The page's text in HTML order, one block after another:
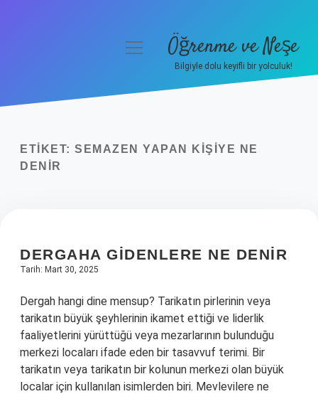
Yasal Uyarı
menüyüÖğrenme ve Neşe
Bilgiyle dolu keyifli bir yolculuk!
ETIKET: SEMAZEN YAPAN KIŞIYE NE
DENIR
DERGAHA GIDENLERE NE DENIR
Tarih: Mart 30, 2025
Dergah hangi dine mensup? Tarikatın pirlerinin veya
tarikatın büyük şeyhlerinin ikamet ettiği ve liderlik
faaliyetlerini yürüttüğü veya mezarlarının bulunduğu
merkezi locaları ifade eden bir tasavvuf terimi. Bir
tarikatın veya tarikatın bir kolunun merkezi olan büyük
localar için kullanılan isimlerden biri. Mevlevilere ne